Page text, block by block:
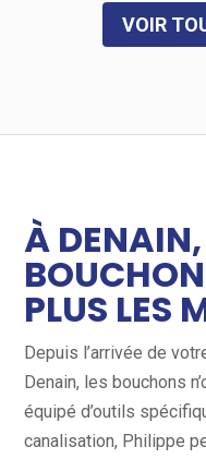
VOIR
À DENAIN,
PLUS LES
Depuis l’arrivée de
Denain, les bouchons
équipé d’outils
canalisation, Philippe